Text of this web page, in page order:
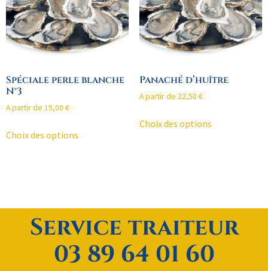
Spéciale perle blanche
N°3
A partir de 15,00 €
Choix des options
Panaché d’huître
A partir de 22,50 €
Choix des options
Service traiteur
03 89 64 01 60